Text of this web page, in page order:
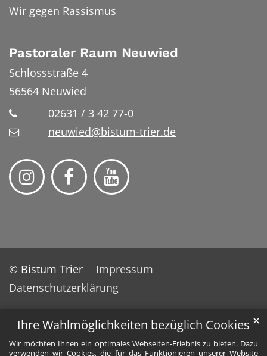
Ihre Wahlmöglichkeiten bezüglich Cookies
Wir möchten Ihnen ein optimales Webseiten-Erlebnis zu bieten. Dazu
verwenden wir Cookies, die für das Funktionieren unserer Website
✕
Wir gegen Rassismus
Pastoraler Raum Neuwied
Schlossstraße 4
56564 Neuwied
02631 / 3 42 77-0
neuwied@bistum-trier.de
© Bistum Trier
Impressum
Datenschutzerklärung